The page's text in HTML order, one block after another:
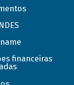
financeiras